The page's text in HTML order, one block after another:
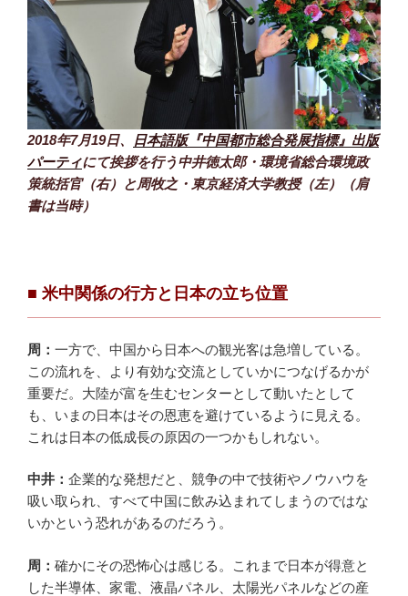
2018年7月19日、
日本語版『中国都市総合発展指標』出版
パーティにて挨拶を行う中井徳太郎・環境省総合環境政
策統括官（右）と周牧之・東京経済大学教授（左）（肩
書は当時）
■ 米中関係の行方と日本の立ち位置
周： 一方で、中国から日本への観光客は急増している。
この流れを、より有効な交流としていかにつなげるかが
重要だ。大陸が富を生むセンターとして動いたとして
も、いまの日本はその恩恵を避けているように見える。
これは日本の低成長の原因の一つかもしれない。
中井： 企業的な発想だと、競争の中で技術やノウハウを
吸い取られ、すべて中国に飲み込まれてしまうのではな
いかという恐れがあるのだろう。
周： 確かにその恐怖心は感じる。これまで日本が得意と
した半導体、家電、液晶パネル、太陽光パネルなどの産